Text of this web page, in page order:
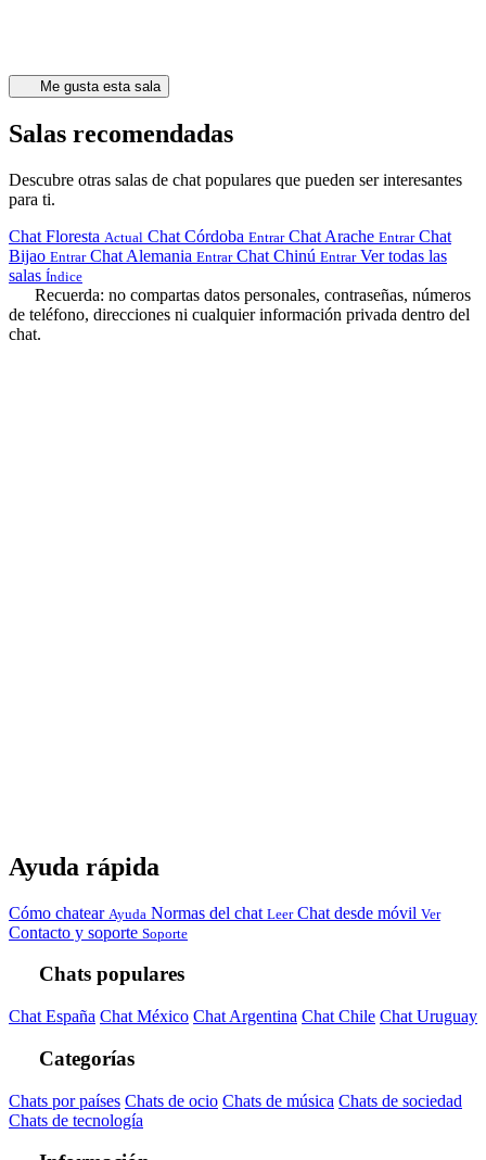
Me gusta esta sala
Salas recomendadas
Descubre otras salas de chat populares que pueden ser interesantes
para ti.
Chat Floresta Actual Chat Córdoba Entrar Chat Arache Entrar Chat
Bijao Entrar Chat Alemania Entrar Chat Chinú Entrar Ver todas las
salas Índice
Recuerda: no compartas datos personales, contraseñas, números
de teléfono, direcciones ni cualquier información privada dentro del
chat.
Ayuda rápida
Cómo chatear Ayuda Normas del chat Leer Chat desde móvil Ver
Contacto y soporte Soporte
Chats populares
Chat España Chat México Chat Argentina Chat Chile Chat Uruguay
Categorías
Chats por países Chats de ocio Chats de música Chats de sociedad
Chats de tecnología